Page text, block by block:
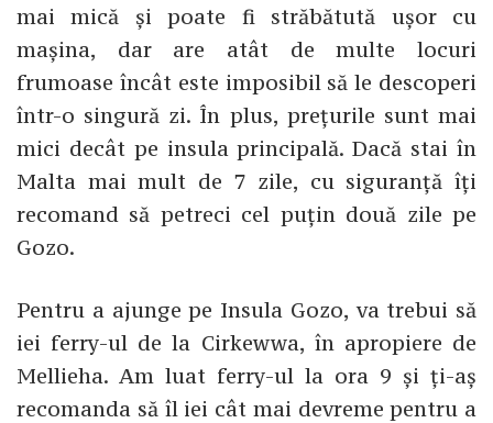
mai mică și poate fi străbătută ușor cu
mașina, dar are atât de multe locuri
frumoase încât este imposibil să le descoperi
într-o singură zi. În plus, prețurile sunt mai
mici decât pe insula principală. Dacă stai în
Malta mai mult de 7 zile, cu siguranță îți
recomand să petreci cel puțin două zile pe
Gozo.
Pentru a ajunge pe Insula Gozo, va trebui să
iei ferry-ul de la Cirkewwa, în apropiere de
Mellieha. Am luat ferry-ul la ora 9 și ți-aș
recomanda să îl iei cât mai devreme pentru a